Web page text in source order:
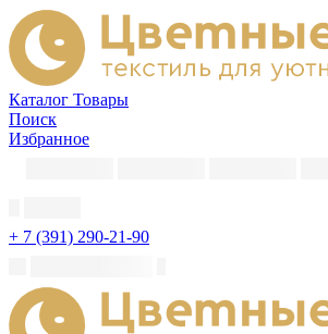
Каталог Товары
Поиск
Избранное
+ 7 (391) 290-21-90